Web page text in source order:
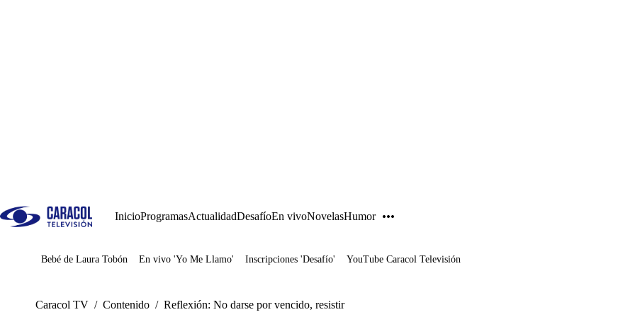
InicioProgramasActualidadDesafíoEn vivoNovelasHumor
Juegos
Bebé de Laura Tobón En vivo 'Yo Me Llamo' Inscripciones 'Desafío' YouTube Caracol Televisión
Caracol TV / Contenido / Reflexión: No darse por vencido, resistir